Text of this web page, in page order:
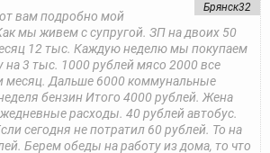
Брянск32
вам подробно мой
мы живем с супругой. ЗП на двоих 50
12 тыс. Каждую неделю мы покупаем
на 3 тыс. 1000 рублей мясо 2000 все
месяц. Дальше 6000 коммунальные
бензин Итого 4000 рублей. Жена
расходы. 40 рублей автобус.
сегодня не потратил 60 рублей. То на
Берем обеды на работу из дома, то что